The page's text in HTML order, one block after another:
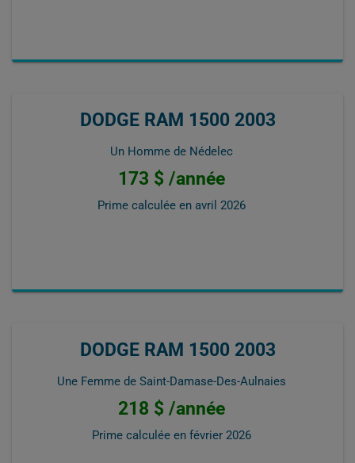
DODGE RAM 1500 2003
Un Homme de Nédelec
173 $ /année
Prime calculée en avril 2026
DODGE RAM 1500 2003
Une Femme de Saint-Damase-Des-Aulnaies
218 $ /année
Prime calculée en février 2026